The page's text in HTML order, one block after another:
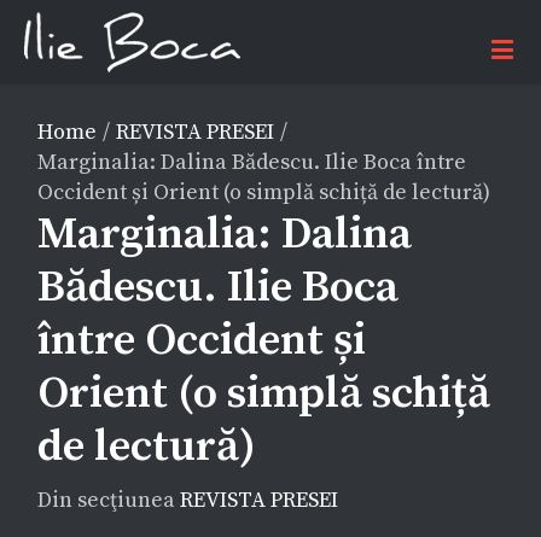
Home / REVISTA PRESEI /
Marginalia: Dalina Bădescu. Ilie Boca între
Occident și Orient (o simplă schiță de lectură)
Marginalia: Dalina
Bădescu. Ilie Boca
între Occident și
Orient (o simplă schiță
de lectură)
Din secţiuneaREVISTA PRESEI